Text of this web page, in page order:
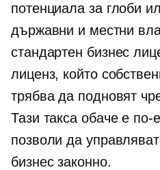
потенциала за глоби
държавни и местни
стандартен бизнес
лиценз, който
трябва да подновят
Тази такса обаче е
позволи да
бизнес законно.